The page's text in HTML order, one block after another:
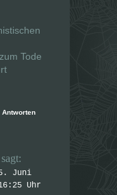
Tode
Antworten
sagt:
Juni
Uhr